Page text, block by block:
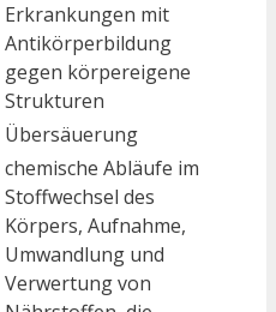
Erkrankungen mit
Antikörperbildung
gegen körpereigene
Strukturen
Übersäuerung
chemische Abläufe im
Stoffwechsel des
Körpers, Aufnahme,
Umwandlung und
Verwertung von